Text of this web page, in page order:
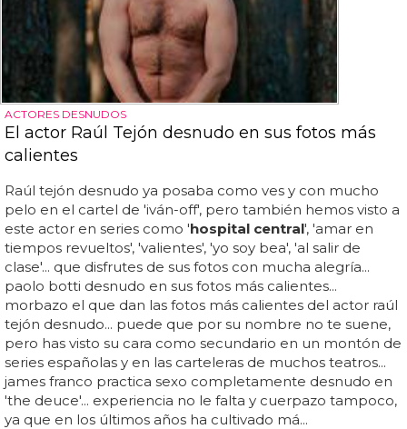
ACTORES DESNUDOS
El actor Raúl Tejón desnudo en sus fotos más
calientes
Raúl tejón desnudo ya posaba como ves y con mucho
pelo en el cartel de 'iván-off', pero también hemos visto a
este actor en series como 'hospital central', 'amar en
tiempos revueltos', 'valientes', 'yo soy bea', 'al salir de
clase'... que disfrutes de sus fotos con mucha alegría...
paolo botti desnudo en sus fotos más calientes...
morbazo el que dan las fotos más calientes del actor raúl
tejón desnudo... puede que por su nombre no te suene,
pero has visto su cara como secundario en un montón de
series españolas y en las carteleras de muchos teatros...
james franco practica sexo completamente desnudo en
'the deuce'... experiencia no le falta y cuerpazo tampoco,
ya que en los últimos años ha cultivado má...